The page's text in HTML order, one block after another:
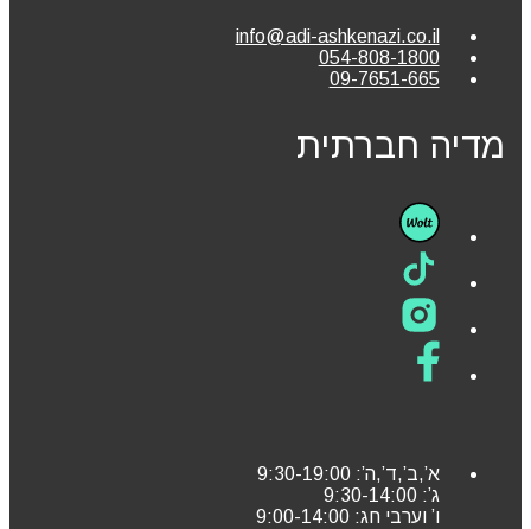
info@adi-ashkenazi.co.il
054-808-1800
09-7651-665
מדיה חברתית
א’,ב’,ד’,ה’: 9:30-19:00
ג’: 9:30-14:00
ו’ וערבי חג: 9:00-14:00